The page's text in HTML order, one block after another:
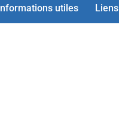
Informations utiles Liens